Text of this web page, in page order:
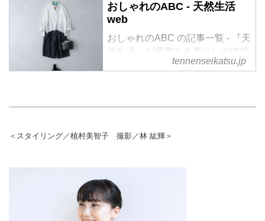
おしゃれのABC - 天然生活
web
おしゃれのABC の記事一覧 - 『天
然生活』が運営する暮らしの情報
サイト。食やファッション、暮ら
tennenseikatsu.jp
＜スタイリング／植村美智子 撮影／林 紘輝＞